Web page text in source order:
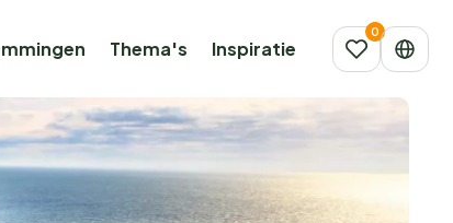
Thema's Inspiratie